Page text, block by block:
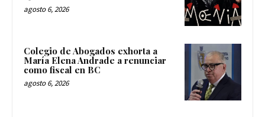
agosto 6, 2026
Colegio de Abogados exhorta a
María Elena Andrade a renunciar
como fiscal en BC
agosto 6, 2026